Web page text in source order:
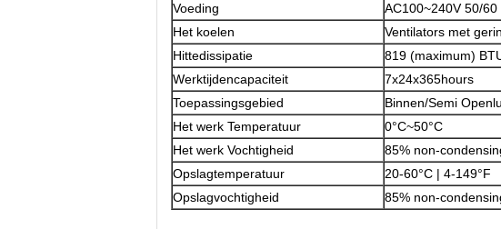
Voeding
AC100~240V 50/60
Het koelen
Ventilators met
Hittedissipatie
819 (maximum)
Werktijdencapaciteit
7x24x365hours
Toepassingsgebied
Binnen/Semi
Het werk Temperatuur
0°C~50°C
Het werk Vochtigheid
85% non-
Opslagtemperatuur
20-60°C | 4-149°F
Opslagvochtigheid
85% non-